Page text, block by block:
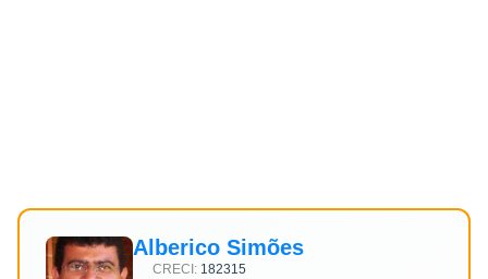
Alberico Simões
CRECI: 182315